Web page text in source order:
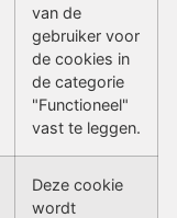
van de
gebruiker voor
de cookies in
de categorie
"Functioneel"
vast te leggen.
Deze cookie
wordt